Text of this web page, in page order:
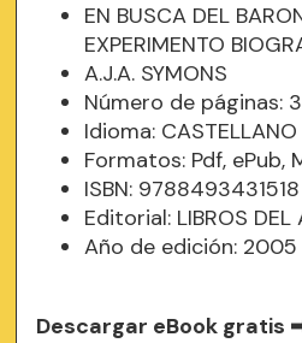
EN BUSCA DEL
EXPERIMENTO
A.J.A. SYMONS
Número de páginas:
Idioma: CASTELLANO
Formatos: Pdf, ePub,
ISBN: 9788493431518
Editorial: LIBROS DEL
Año de edición: 2005
Descargar eBook gratis